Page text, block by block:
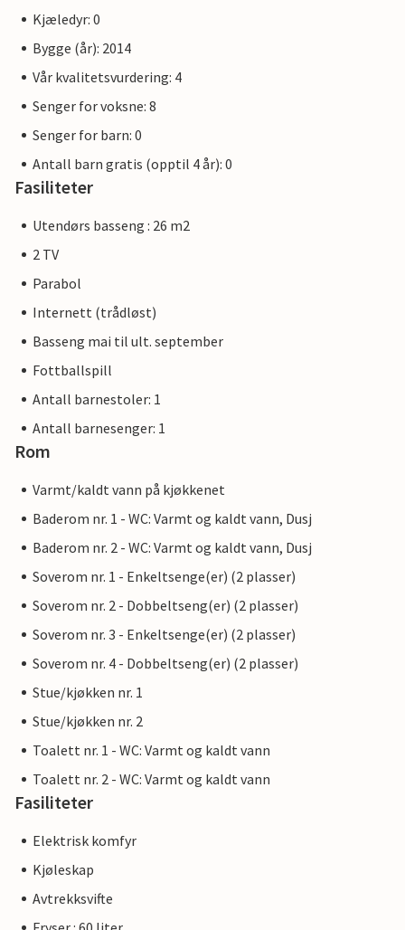
Kjæledyr: 0
Bygge (år): 2014
Vår kvalitetsvurdering: 4
Senger for voksne: 8
Senger for barn: 0
Antall barn gratis (opptil 4 år): 0
Fasiliteter
Utendørs basseng : 26 m2
2 TV
Parabol
Internett (trådløst)
Basseng mai til ult. september
Fottballspill
Antall barnestoler: 1
Antall barnesenger: 1
Rom
Varmt/kaldt vann på kjøkkenet
Baderom nr. 1 - WC: Varmt og kaldt vann, Dusj
Baderom nr. 2 - WC: Varmt og kaldt vann, Dusj
Soverom nr. 1 - Enkeltsenge(er) (2 plasser)
Soverom nr. 2 - Dobbeltseng(er) (2 plasser)
Soverom nr. 3 - Enkeltsenge(er) (2 plasser)
Soverom nr. 4 - Dobbeltseng(er) (2 plasser)
Stue/kjøkken nr. 1
Stue/kjøkken nr. 2
Toalett nr. 1 - WC: Varmt og kaldt vann
Toalett nr. 2 - WC: Varmt og kaldt vann
Fasiliteter
Elektrisk komfyr
Kjøleskap
Avtrekksvifte